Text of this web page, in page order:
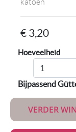
€ 3,20
Hoeveelheid
Bijpassend
VERDER